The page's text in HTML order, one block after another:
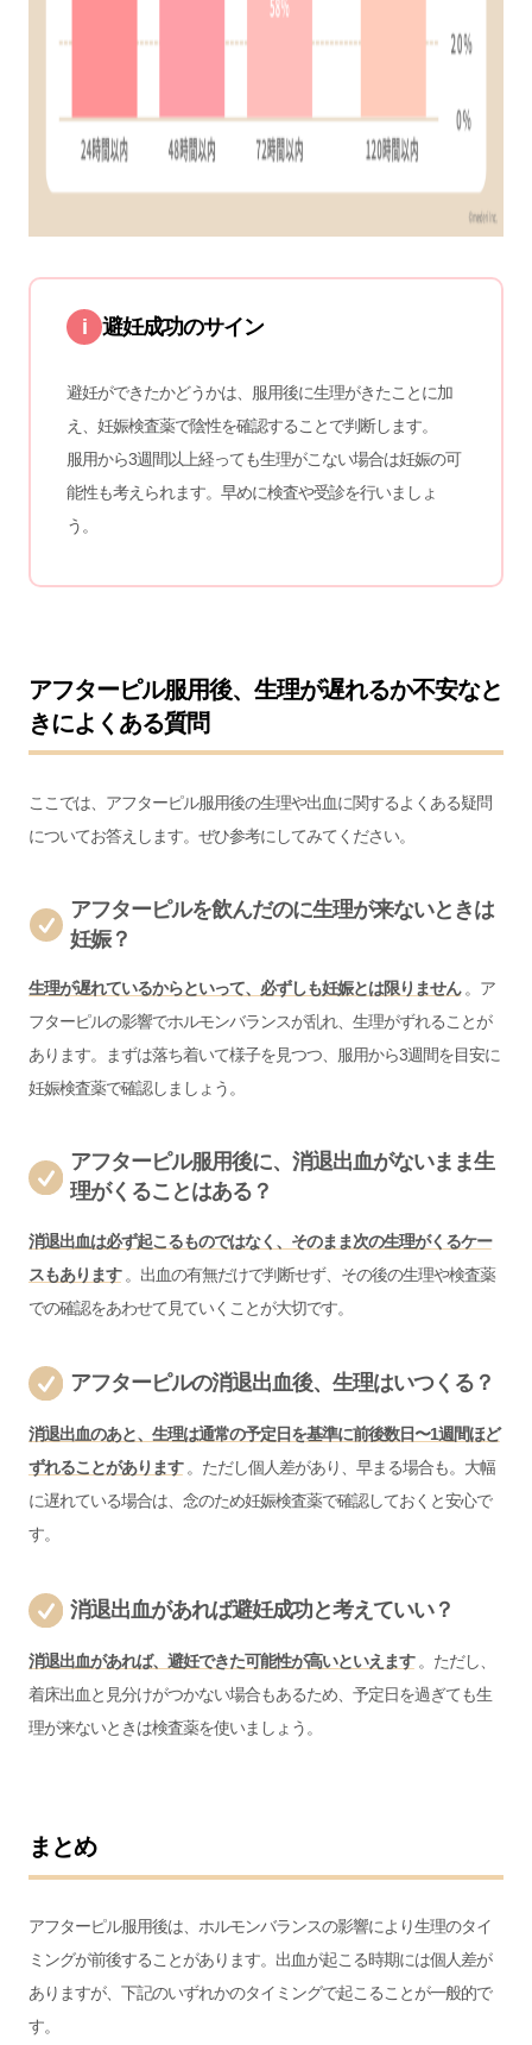
i 避妊成功のサイン
避妊ができたかどうかは、服用後に生理がきたことに加
え、妊娠検査薬で陰性を確認することで判断します。
服用から3週間以上経っても生理がこない場合は妊娠の可
能性も考えられます。早めに検査や受診を行いましょ
う。
アフターピル服用後、生理が遅れるか不安なと
きによくある質問
ここでは、アフターピル服用後の生理や出血に関するよくある疑問
についてお答えします。ぜひ参考にしてみてください。
アフターピルを飲んだのに生理が来ないときは
妊娠？
生理が遅れているからといって、必ずしも妊娠とは限りません。ア
フターピルの影響でホルモンバランスが乱れ、生理がずれることが
あります。まずは落ち着いて様子を見つつ、服用から3週間を目安に
妊娠検査薬で確認しましょう。
アフターピル服用後に、消退出血がないまま生
理がくることはある？
消退出血は必ず起こるものではなく、そのまま次の生理がくるケー
スもあります。出血の有無だけで判断せず、その後の生理や検査薬
での確認をあわせて見ていくことが大切です。
アフターピルの消退出血後、生理はいつくる？
消退出血のあと、生理は通常の予定日を基準に前後数日〜1週間ほど
ずれることがあります。ただし個人差があり、早まる場合も。大幅
に遅れている場合は、念のため妊娠検査薬で確認しておくと安心で
す。
消退出血があれば避妊成功と考えていい？
消退出血があれば、避妊できた可能性が高いといえます。ただし、
着床出血と見分けがつかない場合もあるため、予定日を過ぎても生
理が来ないときは検査薬を使いましょう。
まとめ
アフターピル服用後は、ホルモンバランスの影響により生理のタイ
ミングが前後することがあります。出血が起こる時期には個人差が
ありますが、下記のいずれかのタイミングで起こることが一般的で
す。